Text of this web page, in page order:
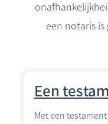
een notaris is
Een
Met een